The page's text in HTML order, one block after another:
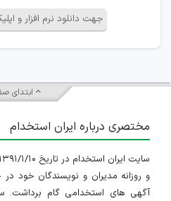
جهت دانلود نرم افزار و
ابتدای
مختصری درباره ایران استخدام
و روزانه مدیران و نویسندگان خود
آگهی های استخدامی گام برداشت.